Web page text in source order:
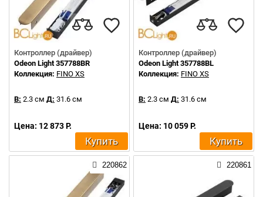
Контроллер (драйвер)
Odeon Light 357788BR
Коллекция: FINO XS
В: 2.3 см Д: 31.6 см
Цена: 12 873 Р.
Купить
Контроллер (драйвер)
Odeon Light 357788BL
Коллекция: FINO XS
В: 2.3 см Д: 31.6 см
Цена: 10 059 Р.
Купить
220862 220861